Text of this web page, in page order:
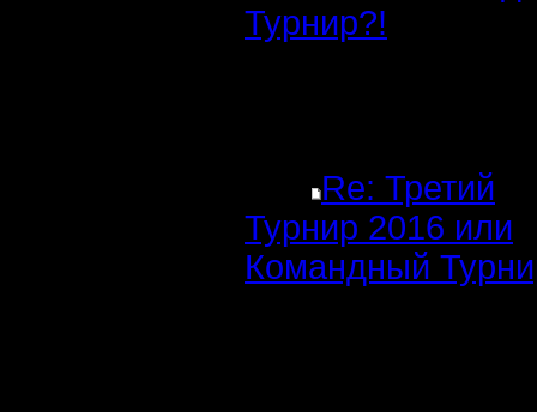
Турнир?!
Re: Третий
Турнир 2016 или
Командный